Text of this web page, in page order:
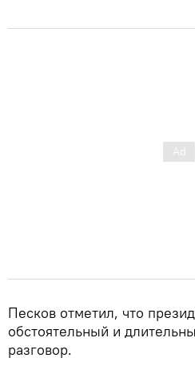
Песков отметил, что
обстоятельный и
разговор.